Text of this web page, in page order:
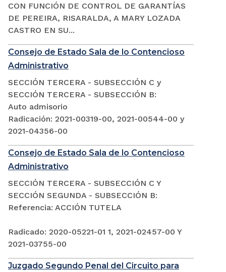
CON FUNCIÓN DE CONTROL DE GARANTÍAS
DE PEREIRA, RISARALDA, A MARY LOZADA
CASTRO EN SU...
Consejo de Estado Sala de lo Contencioso
Administrativo
SECCIÓN TERCERA - SUBSECCIÓN C y
SECCIÓN TERCERA - SUBSECCIÓN B:
Auto admisorio
Radicación: 2021-00319-00, 2021-00544-00 y
2021-04356-00
Consejo de Estado Sala de lo Contencioso
Administrativo
SECCIÓN TERCERA - SUBSECCIÓN C Y
SECCIÓN SEGUNDA - SUBSECCIÓN B:
Referencia: ACCIÓN TUTELA
Radicado: 2020-05221-01 1, 2021-02457-00 Y
2021-03755-00
Juzgado Segundo Penal del Circuito para